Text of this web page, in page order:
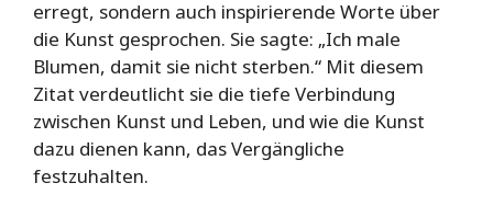
erregt, sondern auch inspirierende Worte über
die Kunst gesprochen. Sie sagte: „Ich male
Blumen, damit sie nicht sterben.“ Mit diesem
Zitat verdeutlicht sie die tiefe Verbindung
zwischen Kunst und Leben, und wie die Kunst
dazu dienen kann, das Vergängliche
festzuhalten.